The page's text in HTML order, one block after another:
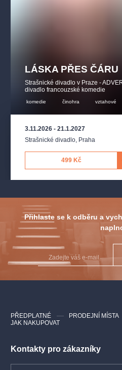
LÁSKA PŘES ČÁRU
Strašnické divadlo v Praze -
divadlo francouzské komedie
komedie činohra vztahové
3.11.2026 - 21.1.2027
Strašnické divadlo, Praha
499 Kč
Přihlaste se k odběru a
Kontakty pro zákazníky
PŘEDPLATNÉ PRODEJNÍ MÍSTA
JAK NAKUPOVAT